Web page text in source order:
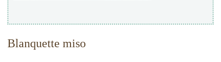
Blanquette miso